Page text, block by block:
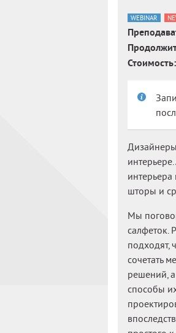
WEBINAR
Стоимость:
интерьера
шторы и
Мы
салфеток.
подходят,
сочетать
решений,
способы